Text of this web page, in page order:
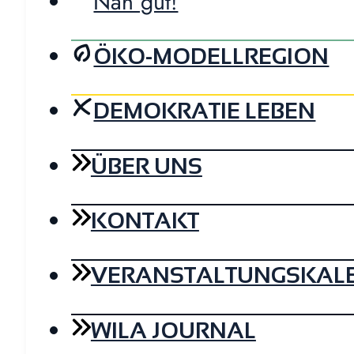
ÖKO-MODELLREGION
DEMOKRATIE LEBEN
ÜBER UNS
KONTAKT
WILA JOURNAL